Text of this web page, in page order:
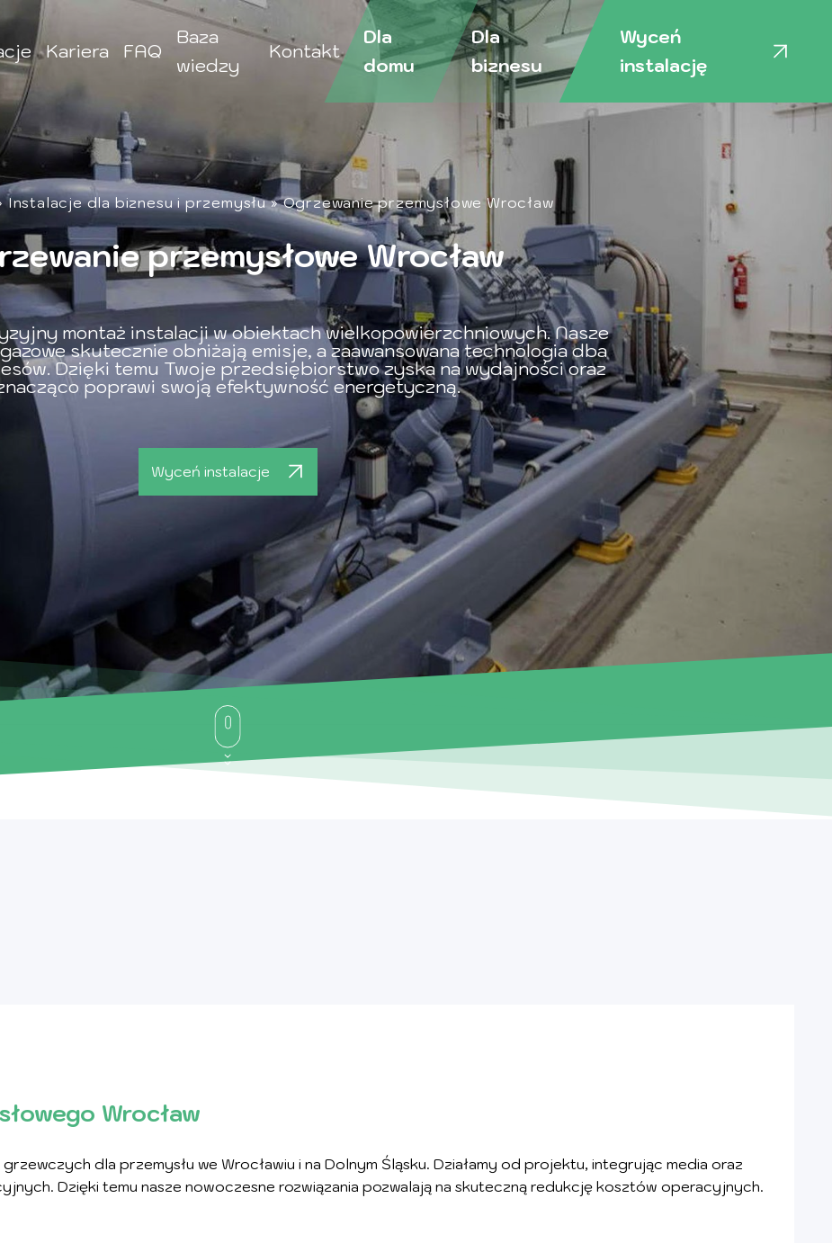
Kariera FAQ
Baza
wiedzy
Kontakt
Dla
domu
Dla
biznesu
Wyceń
instalację
Instalacje dla biznesu i przemysłu»Ogrzewanie przemysłowe Wrocław
przemysłowe Wrocław
montaż instalacji w obiektach wielkopowierzchniowych. Nasze
skutecznie obniżają emisje, a zaawansowana technologia dba
Dzięki temu Twoje przedsiębiorstwo zyska na wydajności oraz
poprawi swoją efektywność energetyczną.
Wyceń instalacje
Wrocław
dla przemysłu we Wrocławiu i na Dolnym Śląsku. Działamy od projektu, integrując media oraz
Dzięki temu nasze nowoczesne rozwiązania pozwalają na skuteczną redukcję kosztów operacyjnych.